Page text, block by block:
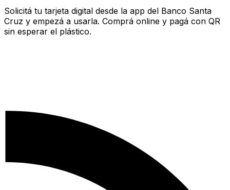
Solicitá tu tarjeta digital desde la app del Banco Santa
Cruz y empezá a usarla. Comprá online y pagá con QR
sin esperar el plástico.